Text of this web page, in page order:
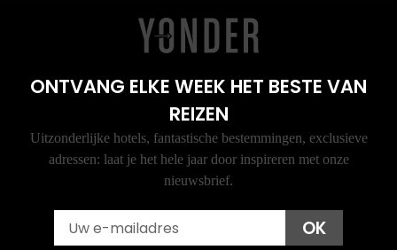
ONTVANG ELKE WEEK HET BESTE VAN
REIZEN
Uitzonderlijke hotels, fantastische bestemmingen, exclusieve
adressen: laat je het hele jaar door inspireren met onze
nieuwsbrief.
OK